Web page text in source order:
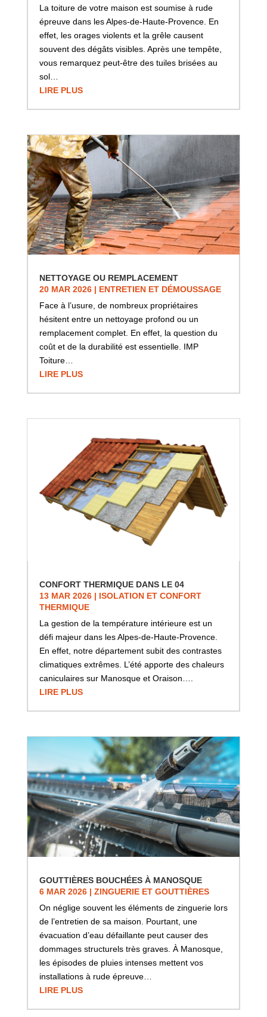
La toiture de votre maison est soumise à rude
épreuve dans les Alpes-de-Haute-Provence. En
effet, les orages violents et la grêle causent
souvent des dégâts visibles. Après une tempête,
vous remarquez peut-être des tuiles brisées au
sol…
LIRE PLUS
NETTOYAGE OU REMPLACEMENT
20 MAR 2026| ENTRETIEN ET DÉMOUSSAGE
Face à l’usure, de nombreux propriétaires
hésitent entre un nettoyage profond ou un
remplacement complet. En effet, la question du
coût et de la durabilité est essentielle. IMP
Toiture…
LIRE PLUS
CONFORT THERMIQUE DANS LE 04
13 MAR 2026| ISOLATION ET CONFORT
THERMIQUE
La gestion de la température intérieure est un
défi majeur dans les Alpes-de-Haute-Provence.
En effet, notre département subit des contrastes
climatiques extrêmes. L’été apporte des chaleurs
caniculaires sur Manosque et Oraison….
LIRE PLUS
GOUTTIÈRES BOUCHÉES À MANOSQUE
6 MAR 2026| ZINGUERIE ET GOUTTIÈRES
On néglige souvent les éléments de zinguerie lors
de l’entretien de sa maison. Pourtant, une
évacuation d’eau défaillante peut causer des
dommages structurels très graves. À Manosque,
les épisodes de pluies intenses mettent vos
installations à rude épreuve…
LIRE PLUS